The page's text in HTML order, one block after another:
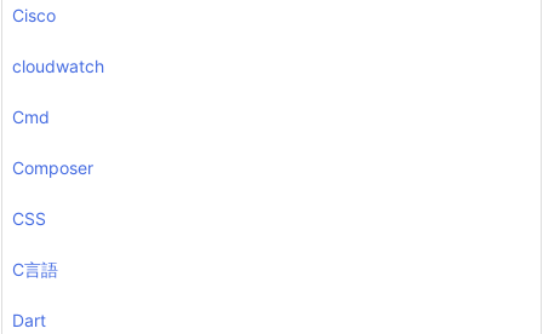
Cisco
cloudwatch
Cmd
Composer
CSS
C言語
Dart